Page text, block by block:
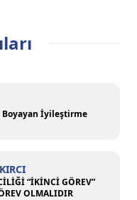
Boyayan İyileştirme
“İKİNCİ GÖREV”
OLMALIDIR